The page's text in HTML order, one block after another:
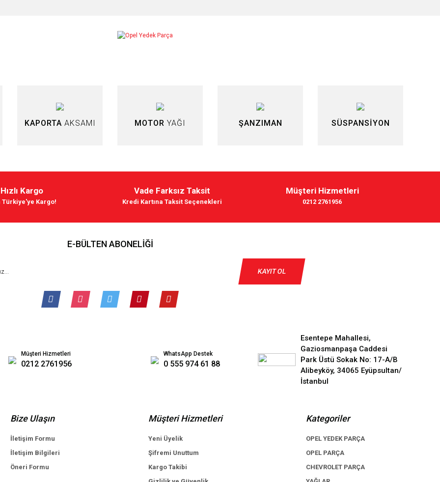
yetersiz gördüğünüz noktaları öneri formunu kullanarak tarafımıza iletebilirsiniz.
KAPORTA AKSAMI MOTOR YAĞI ŞANZIMAN SÜSPANSİYON
Hızlı Kargo
Türkiye'ye Kargo!
Vade Farksız Taksit
Kredi Kartına Taksit Seçenekleri
Müşteri Hizmetleri
0212 2761956
E-BÜLTEN ABONELİĞİ
KAYIT OL
Müşteri Hizmetleri
0212 2761956
WhatsApp Destek
0 555 974 61 88
Esentepe Mahallesi,
Gaziosmanpaşa Caddesi
Park Üstü Sokak No: 17-A/B
Alibeyköy, 34065 Eyüpsultan/
İstanbul
Bize Ulaşın
İletişim Formu
İletişim Bilgileri
Öneri Formu
Müşteri Hizmetleri
Yeni Üyelik
Şifremi Unuttum
Kargo Takibi
Kategoriler
OPEL YEDEK PARÇA
OPEL PARÇA
CHEVROLET PARÇA